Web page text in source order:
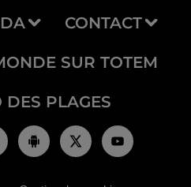
CONTACT
SUR TOTEM
DES PLAGES